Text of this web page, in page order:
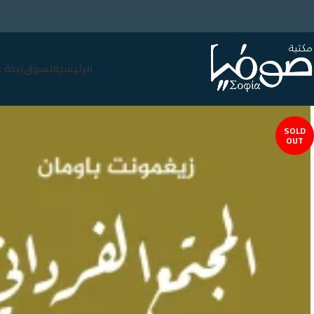
الرئيسيةتسوق
SOLD
OUT